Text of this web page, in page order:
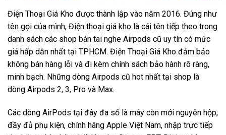
Điện Thoại Giá Kho được thành lập vào năm 2016. Đúng như
tên gọi của mình, Điện thoại giá kho là cái tên tiếp theo trong
danh sách các shop bán tai nghe Airpods cũ uy tín có mức
giá hấp dẫn nhất tại TPHCM. Điện Thoại Giá Kho đảm bảo
không bán hàng lỗi và đi kèm chính sách bảo hành rõ ràng,
minh bạch. Những dòng Airpods cũ hot nhất tại shop là
dòng Airpods 2, 3, Pro và Max.
Các dòng AirPods tại đây đa số là máy còn mới nguyên hộp,
đầy đủ phụ kiện, chính hãng Apple Việt Nam, nhập trực tiếp